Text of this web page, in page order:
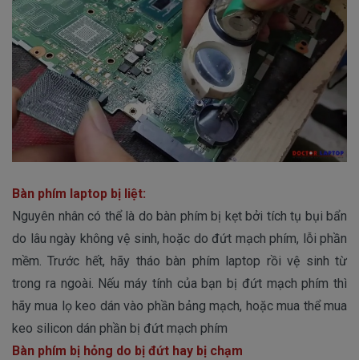
Bàn phím laptop bị liệt:
Nguyên nhân có thể là do bàn phím bị kẹt bởi tích tụ bụi bẩn
do lâu ngày không vệ sinh, hoặc do đứt mạch phím, lỗi phần
mềm. Trước hết, hãy tháo bàn phím laptop rồi vệ sinh từ
trong ra ngoài. Nếu máy tính của bạn bị đứt mạch phím thì
hãy mua lọ keo dán vào phần bảng mạch, hoặc mua thể mua
keo silicon dán phần bị đứt mạch phím
Bàn phím bị hỏng do bị đứt hay bị chạm